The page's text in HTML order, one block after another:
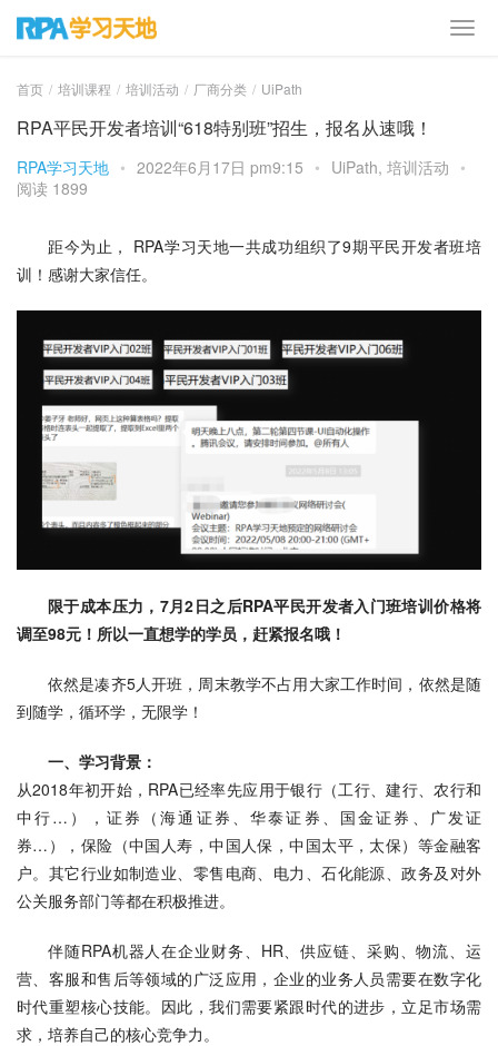
首页 培训课程 培训活动 厂商分类 UiPath
RPA平民开发者培训“618特别班”招生，报名从速哦！
RPA学习天地 • 2022年6月17日 pm9:15 • UiPath, 培训活动 •
阅读 1899
距今为止， RPA学习天地一共成功组织了9期平民开发者班培
训！感谢大家信任。
限于成本压力，7月2日之后RPA平民开发者入门班培训价格将
调至98元！所以一直想学的学员，赶紧报名哦！
依然是凑齐5人开班，周末教学不占用大家工作时间，依然是随
到随学，循环学，无限学！
一、学习背景：
从2018年初开始，RPA已经率先应用于银行（工行、建行、农行和
中行…），证券（海通证券、华泰证券、国金证券、广发证
券…），保险（中国人寿，中国人保，中国太平，太保）等金融客
户。其它行业如制造业、零售电商、电力、石化能源、政务及对外
公关服务部门等都在积极推进。
伴随RPA机器人在企业财务、HR、供应链、采购、物流、运
营、客服和售后等领域的广泛应用，企业的业务人员需要在数字化
时代重塑核心技能。因此，我们需要紧跟时代的进步，立足市场需
求，培养自己的核心竞争力。